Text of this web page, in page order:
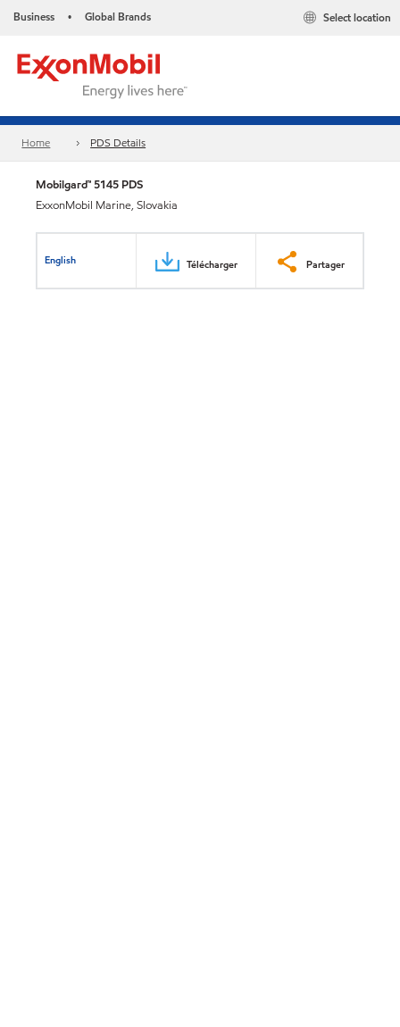
Business • Global Brands Select location
Home PDS Details
Mobilgard™ 5145 PDS
ExxonMobil Marine, Slovakia
English Télécharger Partager